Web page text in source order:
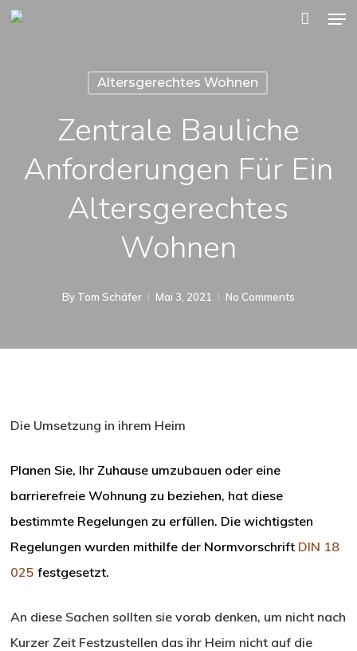
Skip
Altersgerechtes Wohnen
Zentrale Bauliche
Anforderungen Für Ein
Altersgerechtes
Wohnen
By Tom Schäfer Mai 3, 2021 No Comments
Die Umsetzung in ihrem Heim
Planen Sie, Ihr Zuhause umzubauen oder eine
barrierefreie Wohnung zu beziehen, hat diese
bestimmte Regelungen zu erfüllen. Die wichtigsten
Regelungen wurden mithilfe der Normvorschrift DIN 18
025 festgesetzt.
An diese Sachen sollten sie vorab denken, um nicht nach
Kurzer Zeit Festzustellen das ihr Heim nicht auf die